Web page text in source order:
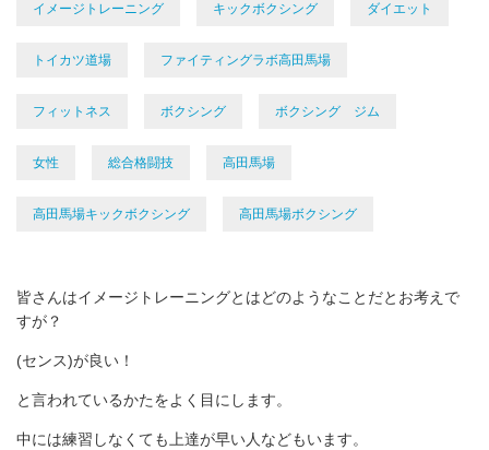
イメージトレーニング キックボクシング ダイエット
トイカツ道場 ファイティングラボ高田馬場
フィットネス ボクシング ボクシング ジム
女性 総合格闘技 高田馬場
高田馬場キックボクシング 高田馬場ボクシング
皆さんはイメージトレーニングとはどのようなことだとお考えで
すが？
(センス)が良い！
と言われているかたをよく目にします。
中には練習しなくても上達が早い人などもいます。